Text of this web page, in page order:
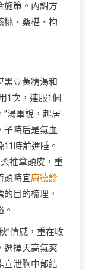
施策。內調方
桃、桑椹、枸
黑豆黃精湯和
1次，連服1個
湯軍說，起居
子時后是氣血
時前進睡。
推拿頭皮，重
頭時宜康德診
目的梳理，
”情感，重在收
選擇天高氣爽
宣泄胸中郁結